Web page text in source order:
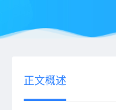
当前位置：EA之家
正文概述